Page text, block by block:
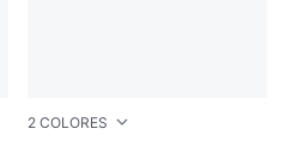
2 COLORES